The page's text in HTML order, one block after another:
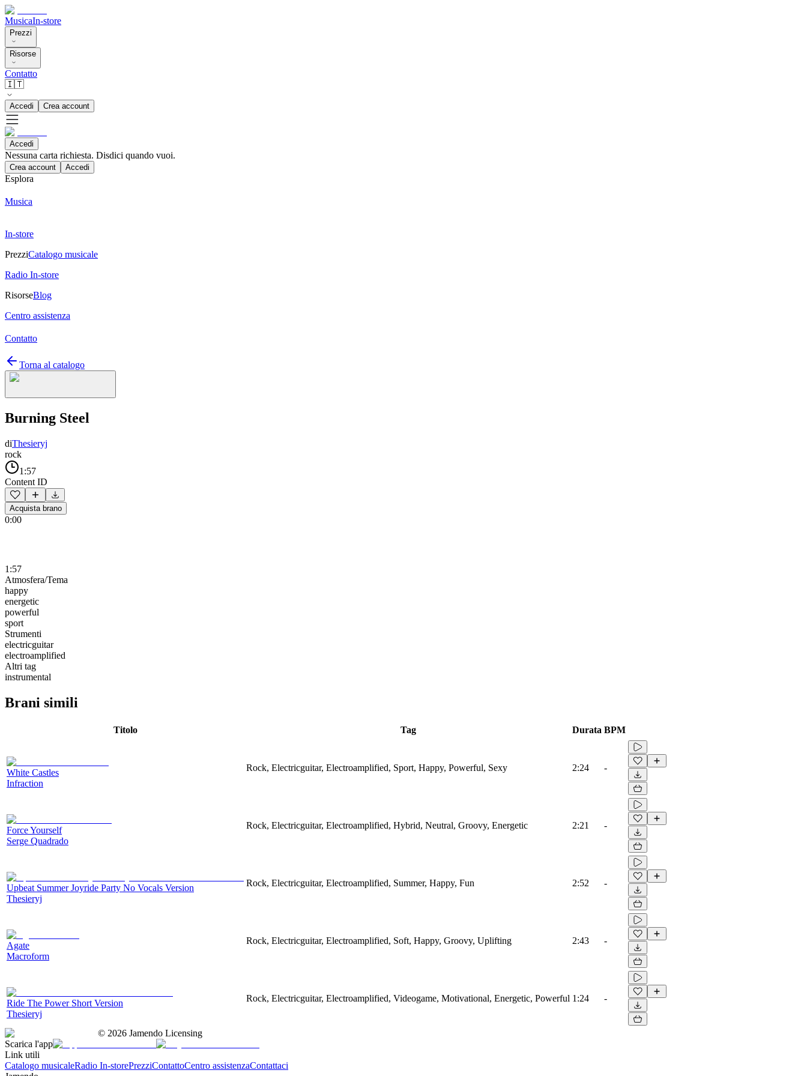
MusicaIn-store
Prezzi
Risorse
Contatto
🇮🇹
Accedi Crea account
Accedi
Nessuna carta richiesta. Disdici quando vuoi.
Crea account Accedi
Esplora
Musica
In-store
PrezziCatalogo musicale
Radio In-store
RisorseBlog
Centro assistenza
Contatto
Torna al catalogo
Burning Steel
diThesieryj
rock
1:57
Content ID
Acquista brano
0:00
1:57
Atmosfera/Tema
happy
energetic
powerful
sport
Strumenti
electricguitar
electroamplified
Altri tag
instrumental
Brani simili
Titolo Tag Durata BPM
White Castles
Infraction
Rock, Electricguitar, Electroamplified, Sport, Happy, Powerful, Sexy 2:24 -
Force Yourself
Serge Quadrado
Rock, Electricguitar, Electroamplified, Hybrid, Neutral, Groovy, Energetic 2:21 -
Upbeat Summer Joyride Party No Vocals Version
Thesieryj
Rock, Electricguitar, Electroamplified, Summer, Happy, Fun 2:52 -
Agate
Macroform
Rock, Electricguitar, Electroamplified, Soft, Happy, Groovy, Uplifting 2:43 -
Ride The Power Short Version
Thesieryj
Rock, Electricguitar, Electroamplified, Videogame, Motivational, Energetic, Powerful 1:24 -
© 2026 Jamendo Licensing
Scarica l'app
Link utili
Catalogo musicaleRadio In-storePrezziContattoCentro assistenzaContattaci